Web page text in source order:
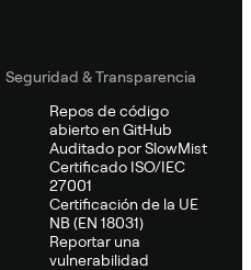
Seguridad & Transparencia
Repos de código
abierto en GitHub
Auditado por SlowMist
Certificado ISO/IEC
27001
Certificación de la UE
NB (EN 18031)
Reportar una
vulnerabilidad